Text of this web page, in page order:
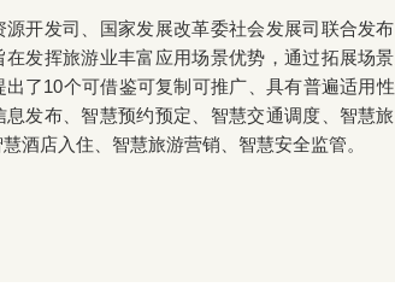
开发司、国家发展改革委社会发展司联合发布
在发挥旅游业丰富应用场景优势，通过拓展场
了10个可借鉴可复制可推广、具有普遍适用
息发布、智慧预约预定、智慧交通调度、智慧
酒店入住、智慧旅游营销、智慧安全监管。